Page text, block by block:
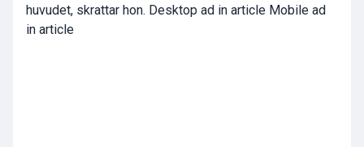
huvudet, skrattar hon. Desktop ad in article Mobile ad
in article